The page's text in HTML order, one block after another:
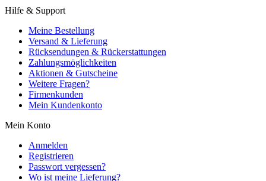
Hilfe & Support
Meine Bestellung
Versand & Lieferung
Rücksendungen & Rückerstattungen
Zahlungsmöglichkeiten
Aktionen & Gutscheine
Weitere Fragen?
Firmenkunden
Mein Kundenkonto
Mein Konto
Anmelden
Registrieren
Passwort vergessen?
Wo ist meine Lieferung?